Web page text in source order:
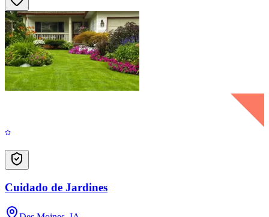
Cuidado de Jardines